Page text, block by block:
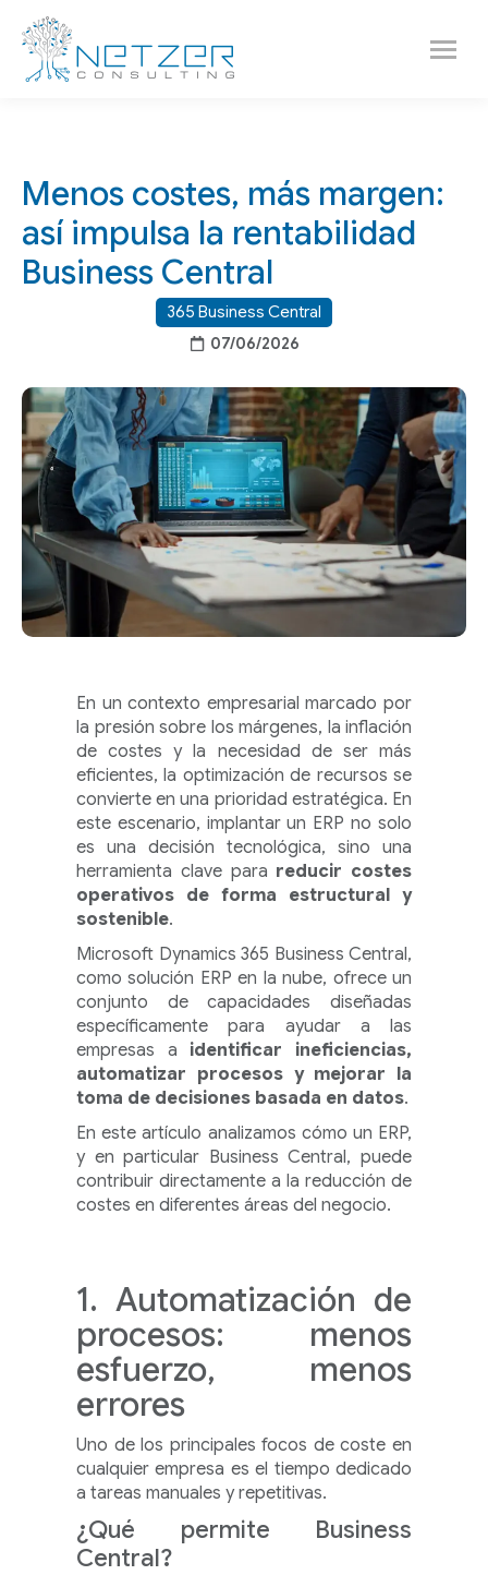
Menos costes, más margen:
así impulsa la rentabilidad
Business Central
365 Business Central
07/06/2026
En un contexto empresarial marcado por
la presión sobre los márgenes, la inflación
de costes y la necesidad de ser más
eficientes, la optimización de recursos se
convierte en una prioridad estratégica. En
este escenario, implantar un ERP no solo
es una decisión tecnológica, sino una
herramienta clave para reducir costes
operativos de forma estructural y
sostenible.
Microsoft Dynamics 365 Business Central,
como solución ERP en la nube, ofrece un
conjunto de capacidades diseñadas
específicamente para ayudar a las
empresas a identificar ineficiencias,
automatizar procesos y mejorar la
toma de decisiones basada en datos.
En este artículo analizamos cómo un ERP,
y en particular Business Central, puede
contribuir directamente a la reducción de
costes en diferentes áreas del negocio.
1. Automatización de
procesos: menos
esfuerzo, menos
errores
Uno de los principales focos de coste en
cualquier empresa es el tiempo dedicado
a tareas manuales y repetitivas.
¿Qué permite Business
Central?